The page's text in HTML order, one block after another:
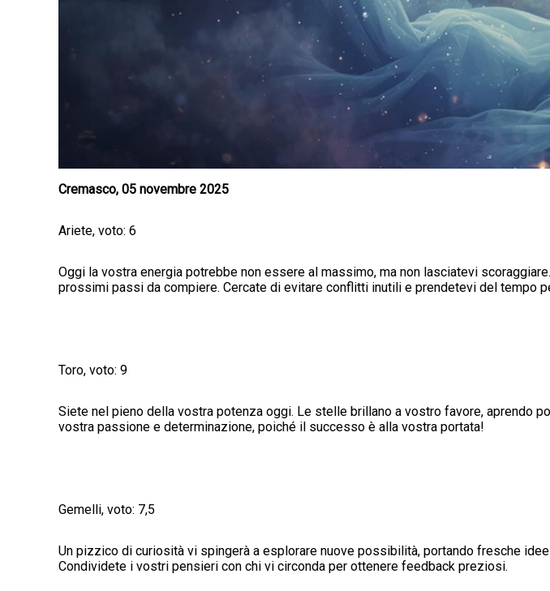
Cremasco, 05 novembre 2025
Ariete, voto: 6
Oggi la vostra energia potrebbe non essere al massimo, ma non lasciatevi
prossimi passi da compiere. Cercate di evitare conflitti inutili e prendetevi del tempo
Toro, voto: 9
Siete nel pieno della vostra potenza oggi. Le stelle brillano a vostro favore, aprendo
vostra passione e determinazione, poiché il successo è alla vostra portata!
Gemelli, voto: 7,5
Un pizzico di curiosità vi spingerà a esplorare nuove possibilità, portando fresche
Condividete i vostri pensieri con chi vi circonda per ottenere feedback preziosi.